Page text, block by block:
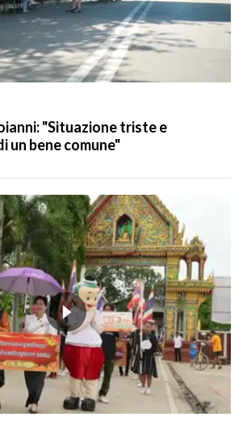
"Situazione triste e
un bene comune"